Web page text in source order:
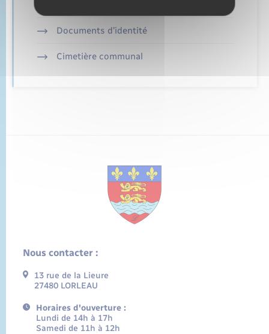
Documents d’identité
Cimetière communal
Nous contacter :
13 rue de la Lieure
27480 LORLEAU
Horaires d'ouverture :
Lundi de 14h à 17h
Samedi de 11h à 12h